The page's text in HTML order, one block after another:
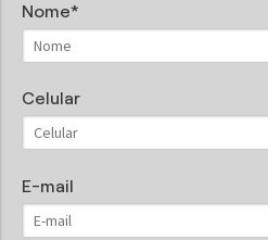
Nome
Celular
E-mail